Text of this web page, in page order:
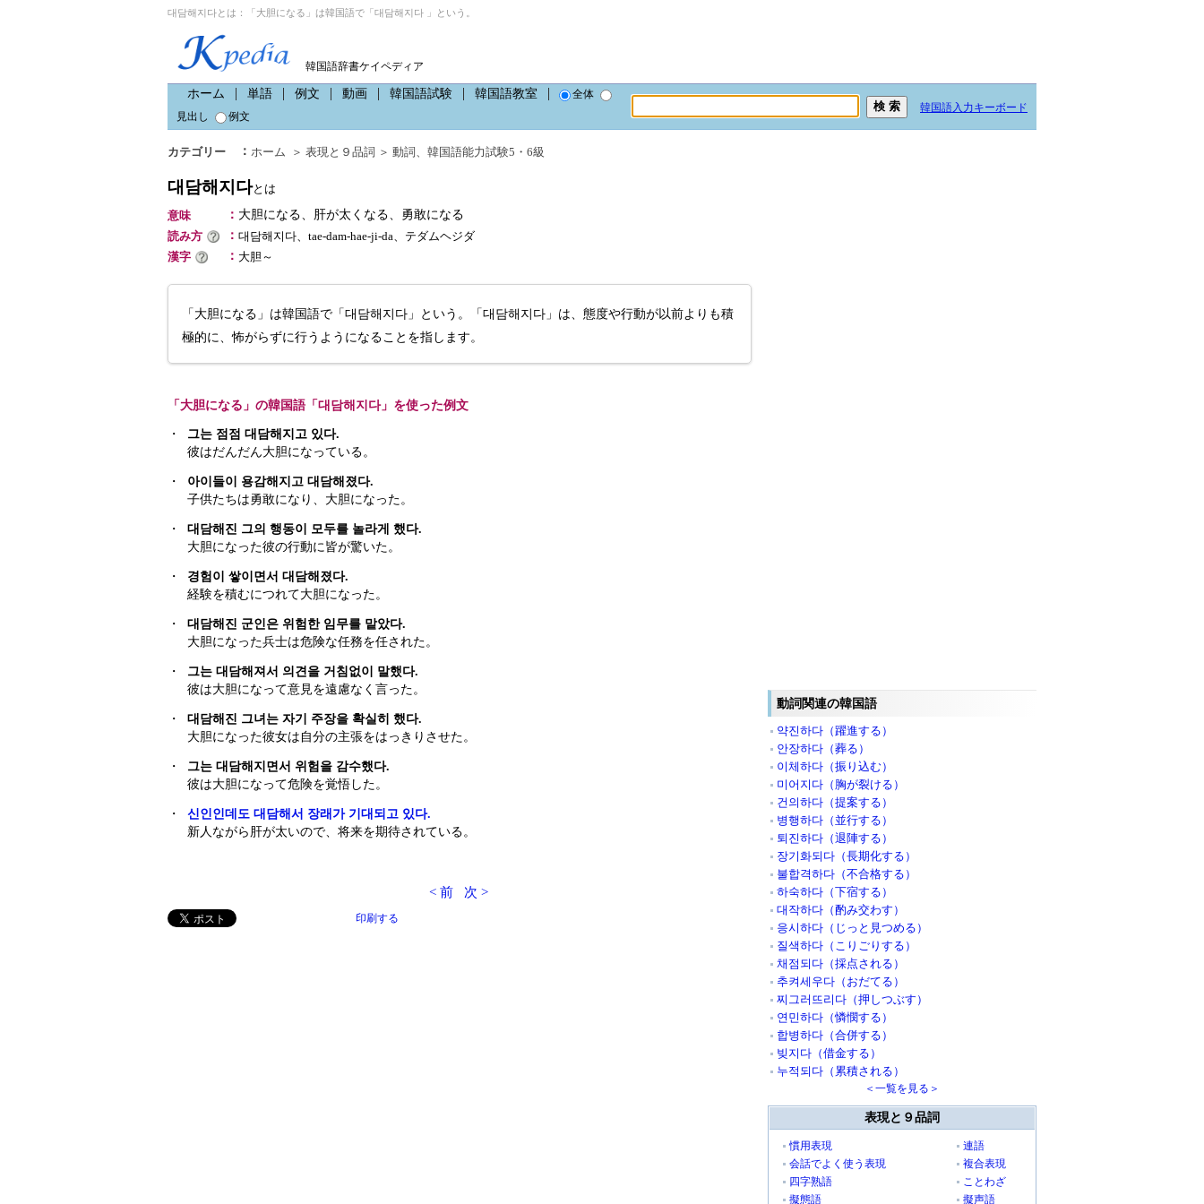
대담해지다とは：「大胆になる」は韓国語で「대담해지다 」という。
韓国語辞書ケイペディア
ホーム 単語 例文 動画 韓国語試験 韓国語教室
全体
見出し
例文
韓国語入力キーボード
カテゴリー ： ホーム ＞ 表現と９品詞 ＞ 動詞 、 韓国語能力試験5・6級
대담해지다とは
意味
： 大胆になる、肝が太くなる、勇敢になる
読み方
： 대담해지다、tae-dam-hae-ji-da、テダムヘジダ
漢字
： 大胆～
「大胆になる」は韓国語で「대담해지다」という。「대담해지다」は、態度や行動が以前よりも積
極的に、怖がらずに行うようになることを指します。
「大胆になる」の韓国語「대담해지다」を使った例文
・
그는 점점 대담해지고 있다.
彼はだんだん大胆になっている。
・
아이들이 용감해지고 대담해졌다.
子供たちは勇敢になり、大胆になった。
・
대담해진 그의 행동이 모두를 놀라게 했다.
大胆になった彼の行動に皆が驚いた。
・
경험이 쌓이면서 대담해졌다.
経験を積むにつれて大胆になった。
・
대담해진 군인은 위험한 임무를 맡았다.
大胆になった兵士は危険な任務を任された。
・
그는 대담해져서 의견을 거침없이 말했다.
彼は大胆になって意見を遠慮なく言った。
・
대담해진 그녀는 자기 주장을 확실히 했다.
大胆になった彼女は自分の主張をはっきりさせた。
・
그는 대담해지면서 위험을 감수했다.
彼は大胆になって危険を覚悟した。
・
신인인데도 대담해서 장래가 기대되고 있다.
新人ながら肝が太いので、将来を期待されている。
< 前 次 >
印刷する
動詞関連の韓国語
약진하다（躍進する）
안장하다（葬る）
이체하다（振り込む）
미어지다（胸が裂ける）
건의하다（提案する）
병행하다（並行する）
퇴진하다（退陣する）
장기화되다（長期化する）
불합격하다（不合格する）
하숙하다（下宿する）
대작하다（酌み交わす）
응시하다（じっと見つめる）
질색하다（こりごりする）
채점되다（採点される）
추켜세우다（おだてる）
찌그러뜨리다（押しつぶす）
연민하다（憐憫する）
합병하다（合併する）
빚지다（借金する）
누적되다（累積される）
＜一覧を見る＞
表現と９品詞
慣用表現
連語
会話でよく使う表現
複合表現
四字熟語
ことわざ
擬態語
擬声語